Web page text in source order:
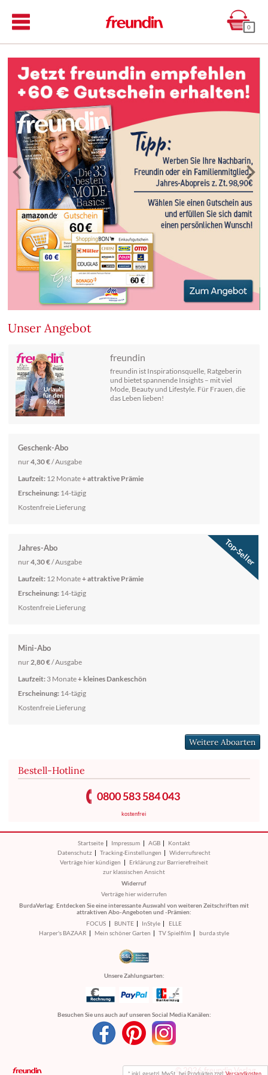
0
Previous Next
Unser Angebot
freundin
freundin ist Inspirationsquelle, Ratgeberin
und bietet spannende Insights – mit viel
Mode, Beauty und Lifestyle. Für Frauen, die
das Leben lieben!
Geschenk-Abo
nur4,30 €/ Ausgabe
Laufzeit:12 Monate+ attraktive Prämie
Erscheinung:14-tägig
Kostenfreie Lieferung
Jahres-Abo
nur4,30 €/ Ausgabe
Laufzeit:12 Monate+ attraktive Prämie
Erscheinung:14-tägig
Kostenfreie Lieferung
Mini-Abo
nur 2,80 €/ Ausgabe
Laufzeit:3 Monate+ kleines Dankeschön
Erscheinung:14-tägig
Kostenfreie Lieferung
Weitere Aboarten
Bestell-Hotline
0800 583 584 043
kostenfrei
Startseite Impressum AGB
Kontakt
Datenschutz
Tracking-Einstellungen
Widerrufsrecht
Verträge hier kündigen
Erklärung zur Barrierefreiheit
zur klassischen Ansicht
Widerruf
Verträge hier widerrufen
BurdaVerlag: Entdecken Sie eine interessante Auswahl von weiteren Zeitschriften mit
attraktiven Abo-Angeboten und -Prämien:
FOCUS
BUNTE InStyle
ELLE
Harper's BAZAAR
Mein schöner Garten TV Spielfilm burda style
Unsere Zahlungsarten:
Besuchen Sie uns auch auf unseren Social Media Kanälen:
© 2026 freundin Verlag
* inkl. gesetzl. MwSt., bei Produkten zzgl.Versandkosten.